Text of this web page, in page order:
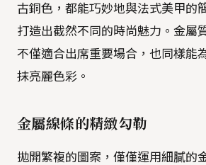
古銅色，都能巧妙地與法式美甲的
打造出截然不同的時尚魅力。金屬
不僅適合出席重要場合，也同樣能
抹亮麗色彩。
金屬線條的精緻勾勒
拋開繁複的圖案，僅僅運用細膩的